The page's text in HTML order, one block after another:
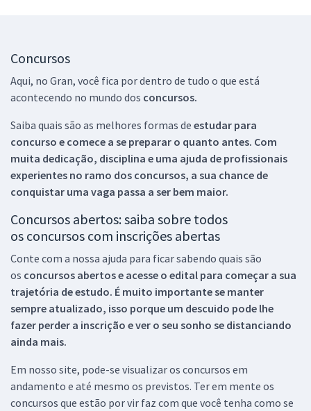
Concursos
Aqui, no Gran, você fica por dentro de tudo o que está
acontecendo no mundo dos concursos.
Saiba quais são as melhores formas de estudar para
concurso e comece a se preparar o quanto antes. Com
muita dedicação, disciplina e uma ajuda de profissionais
experientes no ramo dos concursos, a sua chance de
conquistar uma vaga passa a ser bem maior.
Concursos abertos: saiba sobre todos
os concursos com inscrições abertas
Conte com a nossa ajuda para ficar sabendo quais são
os concursos abertos e acesse o edital para começar a sua
trajetória de estudo. É muito importante se manter
sempre atualizado, isso porque um descuido pode lhe
fazer perder a inscrição e ver o seu sonho se distanciando
ainda mais.
Em nosso site, pode-se visualizar os concursos em
andamento e até mesmo os previstos. Ter em mente os
concursos que estão por vir faz com que você tenha como se